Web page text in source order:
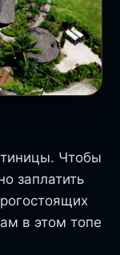
Чтобы
заплатить
в этом топе